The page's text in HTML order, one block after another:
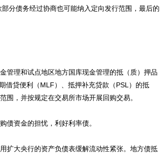
分债务经过协商也可能纳入定向发行范围，最后的
理和试点地区地方国库现金管理的抵（质）押品
借贷便利（MLF）、抵押补充贷款（PSL）的抵
围，并按规定在交易所市场开展回购交易。
资金的担忧，利好利率债。
大央行的资产负债表缓解流动性紧张。地方债抵